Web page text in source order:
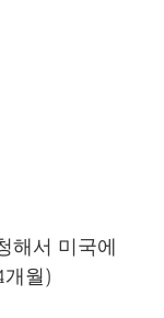
해서 미국에
개월)